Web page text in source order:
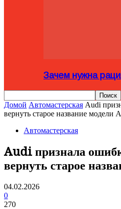
Зачем нужна
Домой Автомастерская Audi
вернуть старое название модели
Автомастерская
Audi признала
вернуть старое
04.02.2026
0
270